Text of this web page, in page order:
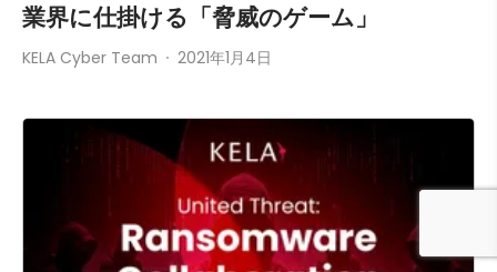
業界に仕掛ける「脅威のゲーム」
KELA Cyber Team 2021年1月4日